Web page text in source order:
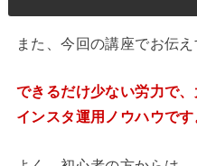
また、今回の講座でお伝え
できるだけ少ない労力で、
インスタ運用ノウハウです